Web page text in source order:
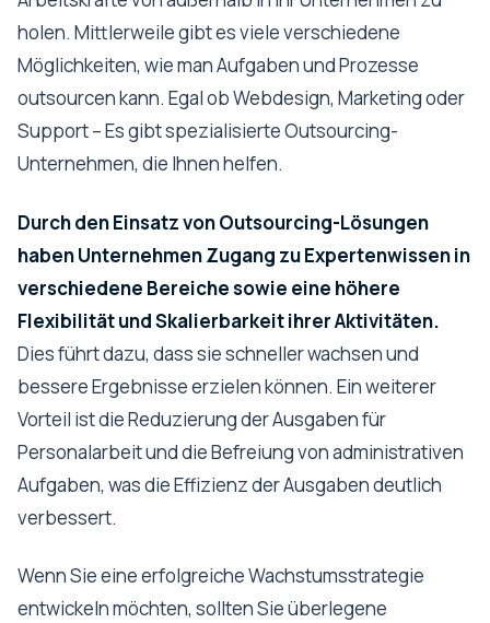
holen. Mittlerweile gibt es viele verschiedene
Möglichkeiten, wie man Aufgaben und Prozesse
outsourcen kann. Egal ob Webdesign, Marketing oder
Support – Es gibt spezialisierte Outsourcing-
Unternehmen, die Ihnen helfen.
Durch den Einsatz von Outsourcing-Lösungen
haben Unternehmen Zugang zu Expertenwissen in
verschiedene Bereiche sowie eine höhere
Flexibilität und Skalierbarkeit ihrer Aktivitäten.
Dies führt dazu, dass sie schneller wachsen und
bessere Ergebnisse erzielen können. Ein weiterer
Vorteil ist die Reduzierung der Ausgaben für
Personalarbeit und die Befreiung von administrativen
Aufgaben, was die Effizienz der Ausgaben deutlich
verbessert.
Wenn Sie eine erfolgreiche Wachstumsstrategie
entwickeln möchten, sollten Sie überlegene